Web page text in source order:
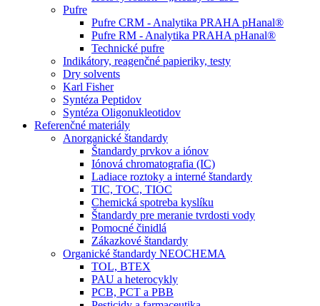
Pufre
Pufre CRM - Analytika PRAHA pHanal®
Pufre RM - Analytika PRAHA pHanal®
Technické pufre
Indikátory, reagenčné papieriky, testy
Dry solvents
Karl Fisher
Syntéza Peptidov
Syntéza Oligonukleotidov
Referenčné materiály
Anorganické štandardy
Štandardy prvkov a iónov
Iónová chromatografia (IC)
Ladiace roztoky a interné štandardy
TIC, TOC, TIOC
Chemická spotreba kyslíku
Štandardy pre meranie tvrdosti vody
Pomocné činidlá
Zákazkové štandardy
Organické štandardy NEOCHEMA
TOL, BTEX
PAU a heterocykly
PCB, PCT a PBB